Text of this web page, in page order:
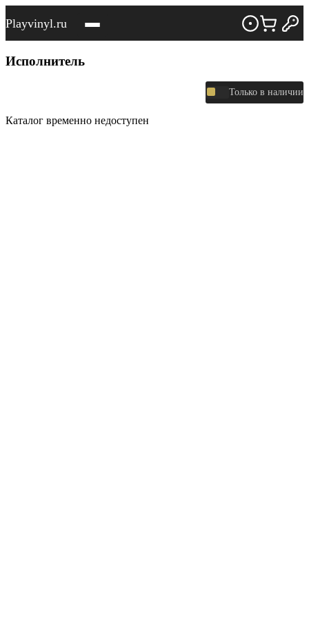
Playvinyl.ru
Исполнитель
Только в наличии
Каталог временно недоступен